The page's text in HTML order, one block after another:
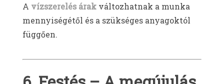
A vízszerelés árak változhatnak a munka
mennyiségétől és a szükséges anyagoktól
függően.